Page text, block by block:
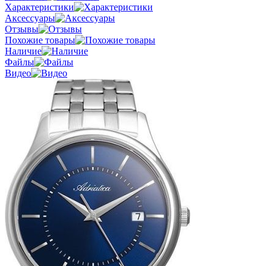
Характеристики
Аксессуары
Отзывы
Похожие товары
Наличие
Файлы
Видео